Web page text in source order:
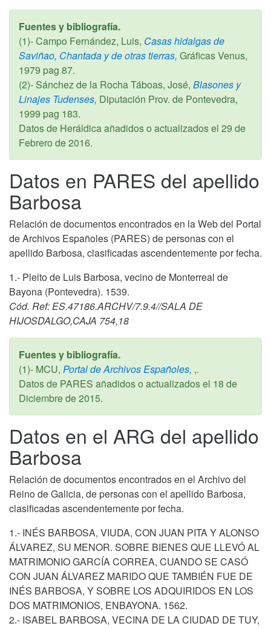
Fuentes y bibliografía.
(1)- Campo Fernández, Luis, Casas hidalgas de
Saviñao, Chantada y de otras tierras, Gráficas Venus,
1979 pag 87.
(2)- Sánchez de la Rocha Táboas, José, Blasones y
Linajes Tudenses, Diputación Prov. de Pontevedra,
1999 pag 183.
Datos de Heráldica añadidos o actualizados el 29 de
Febrero de 2016.
Datos en PARES del apellido
Barbosa
Relación de documentos encontrados en la Web del Portal
de Archivos Españoles (PARES) de personas con el
apellido Barbosa, clasificadas ascendentemente por fecha.
1.- Pleito de Luis Barbosa, vecino de Monterreal de
Bayona (Pontevedra). 1539.
Cód. Ref: ES.47186.ARCHV/7.9.4//SALA DE
HIJOSDALGO,CAJA 754,18
Fuentes y bibliografía.
(1)- MCU, Portal de Archivos Españoles, ,.
Datos de PARES añadidos o actualizados el 18 de
Diciembre de 2015.
Datos en el ARG del apellido
Barbosa
Relación de documentos encontrados en el Archivo del
Reino de Galicia, de personas con el apellido Barbosa,
clasificadas ascendentemente por fecha.
1.- INÉS BARBOSA, VIUDA, CON JUAN PITA Y ALONSO
ÁLVAREZ, SU MENOR. SOBRE BIENES QUE LLEVÓ AL
MATRIMONIO GARCÍA CORREA, CUANDO SE CASÓ
CON JUAN ÁLVAREZ MARIDO QUE TAMBIÉN FUE DE
INÉS BARBOSA, Y SOBRE LOS ADQUIRIDOS EN LOS
DOS MATRIMONIOS, ENBAYONA. 1562.
2.- ISABEL BARBOSA, VECINA DE LA CIUDAD DE TUY,